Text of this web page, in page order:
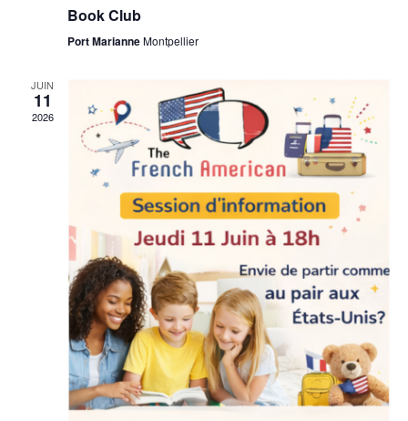
Book Club
Port MarianneMontpellier
JUIN
11
2026